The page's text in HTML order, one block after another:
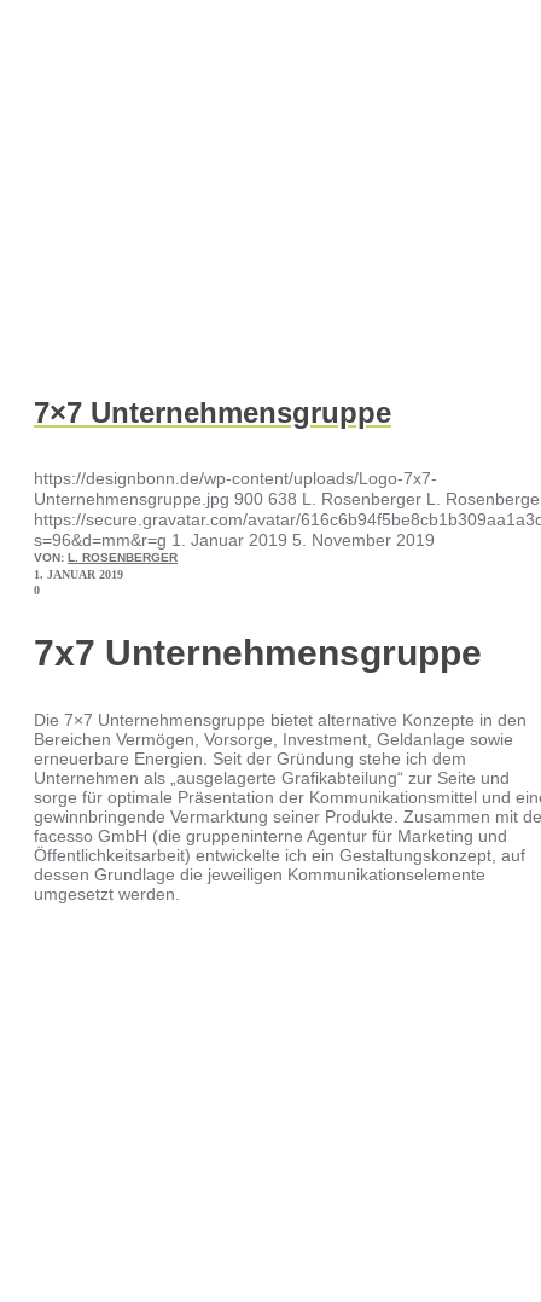
7×7 Unternehmensgruppe
https://designbonn.de/wp-content/uploads/Logo-7x7-
Unternehmensgruppe.jpg 900 638 L. Rosenberger L.
https://secure.gravatar.com/avatar/
s=96&d=mm&r=g 1. Januar 2019 5. November 2019
VON: L. ROSENBERGER
1. JANUAR 2019
0
7x7 Unternehmensgruppe
Die 7×7 Unternehmensgruppe bietet alternative Konzepte in den
Bereichen Vermögen, Vorsorge, Investment, Geldanlage sowie
erneuerbare Energien. Seit der Gründung stehe ich dem
Unternehmen als „ausgelagerte Grafikabteilung“ zur Seite und
sorge für optimale Präsentation der Kommunikationsmittel und
gewinnbringende Vermarktung seiner Produkte. Zusammen mit
facesso GmbH (die gruppeninterne Agentur für Marketing und
Öffentlichkeitsarbeit) entwickelte ich ein Gestaltungskonzept, auf
dessen Grundlage die jeweiligen Kommunikationselemente
umgesetzt werden.